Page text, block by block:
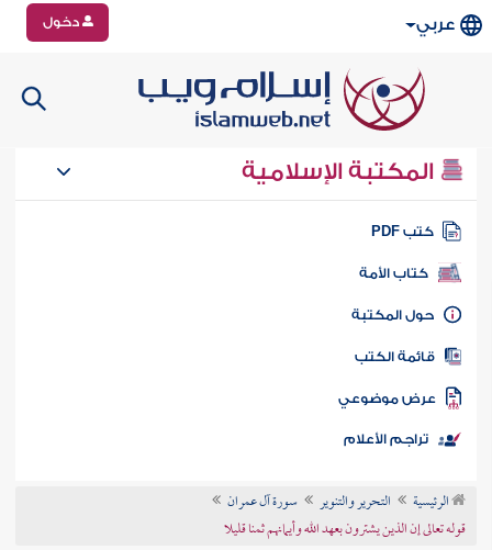
عربي دخول
المكتبة الإسلامية
كتب PDF
كتاب الأمة
المكتبة
الكتب
موضوعي
تراجم الأعلام
الرئيسية التحرير والتنوير
سورة آل عمران
قوله تعالى إن الذين يشترون بعهد الله وأيمانهم ثمنا قليلا